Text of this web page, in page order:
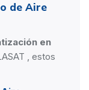
de Aire
en
, estos